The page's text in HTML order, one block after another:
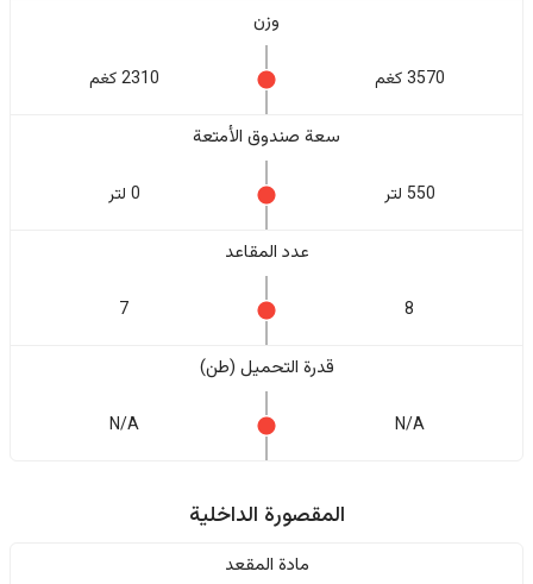
وزن
3570 كغم 2310 كغم
سعة صندوق الأمتعة
550 لتر 0 لتر
عدد المقاعد
8
7
قدرة التحميل (طن)
N/A
N/A
المقصورة الداخلية
مادة المقعد